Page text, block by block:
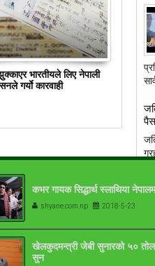
भारतीयले लिए नेपाली
गर्याे कारवाही
कांग्रेस
कभर गायक सिद्धार्थ स्लाथिया
shyane.com.np 2018-5-23
खेलकुदमन्त्री जेबी सुनारको ५०
सुन